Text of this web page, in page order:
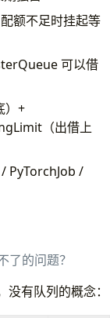
额不足时挂起等
可以借
）+
（出借上
PyTorchJob /
了的问题？
有队列的概念：